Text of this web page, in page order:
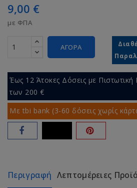
9,00 €
με ΦΠΑ
ΑΓΟΡΆ
Έως 12 Άτοκες Δόσεις με
των 200 €
Με tbi bank (3-60 δόσεις χωρίς
Περιγραφή Λεπτομέρειες